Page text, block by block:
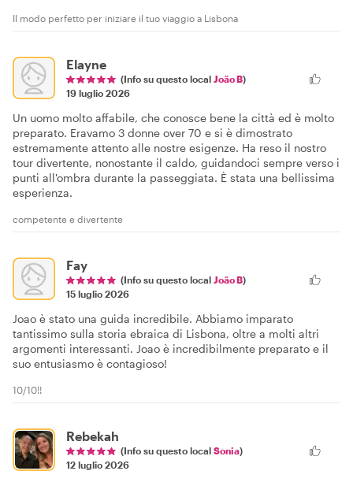
Il modo perfetto per iniziare il tuo viaggio a Lisbona
Elayne
(Info su questo local João B)
19 luglio 2026
Un uomo molto affabile, che conosce bene la città ed è molto
preparato. Eravamo 3 donne over 70 e si è dimostrato
estremamente attento alle nostre esigenze. Ha reso il nostro
tour divertente, nonostante il caldo, guidandoci sempre verso i
punti all'ombra durante la passeggiata. È stata una bellissima
esperienza.
competente e divertente
Fay
(Info su questo local João B)
15 luglio 2026
Joao è stato una guida incredibile. Abbiamo imparato
tantissimo sulla storia ebraica di Lisbona, oltre a molti altri
argomenti interessanti. Joao è incredibilmente preparato e il
suo entusiasmo è contagioso!
10/10!!
Rebekah
(Info su questo local Sonia)
12 luglio 2026